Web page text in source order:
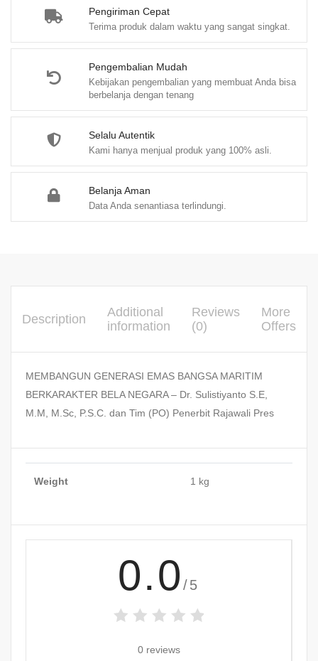
Pengiriman Cepat
Terima produk dalam waktu yang sangat singkat.
Pengembalian Mudah
Kebijakan pengembalian yang membuat Anda bisa
berbelanja dengan tenang
Selalu Autentik
Kami hanya menjual produk yang 100% asli.
Belanja Aman
Data Anda senantiasa terlindungi.
Sulistiyanto
M.M,
P.S.C.
Description
Additional
information
Reviews
(0)
More
Offers
MEMBANGUN GENERASI EMAS BANGSA MARITIM
BERKARAKTER BELA NEGARA – Dr. Sulistiyanto S.E,
M.M, M.Sc, P.S.C. dan Tim (PO) Penerbit Rajawali Pres
Weight 1 kg
0.0 /5
0 reviews